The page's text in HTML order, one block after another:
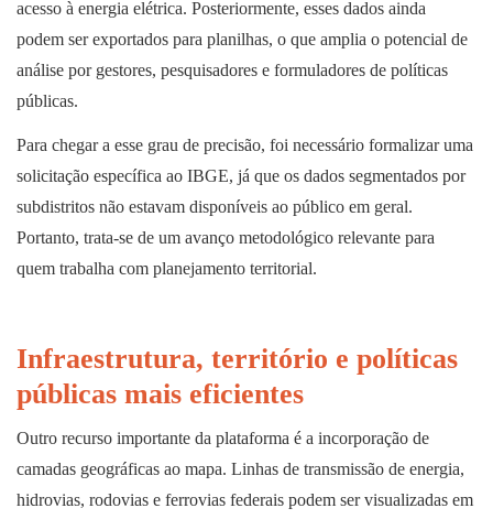
acesso à energia elétrica. Posteriormente, esses dados ainda
podem ser exportados para planilhas, o que amplia o potencial de
análise por gestores, pesquisadores e formuladores de políticas
públicas.
Para chegar a esse grau de precisão, foi necessário formalizar uma
solicitação específica ao IBGE, já que os dados segmentados por
subdistritos não estavam disponíveis ao público em geral.
Portanto, trata-se de um avanço metodológico relevante para
quem trabalha com planejamento territorial.
Infraestrutura, território e políticas
públicas mais eficientes
Outro recurso importante da plataforma é a incorporação de
camadas geográficas ao mapa. Linhas de transmissão de energia,
hidrovias, rodovias e ferrovias federais podem ser visualizadas em